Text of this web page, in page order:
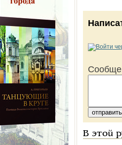
В этой